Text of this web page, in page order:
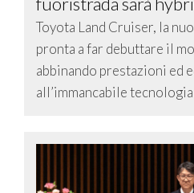
Toyota Land Cruiser, la
pronta a far debuttare il
abbinando prestazioni ed
all’immancabile